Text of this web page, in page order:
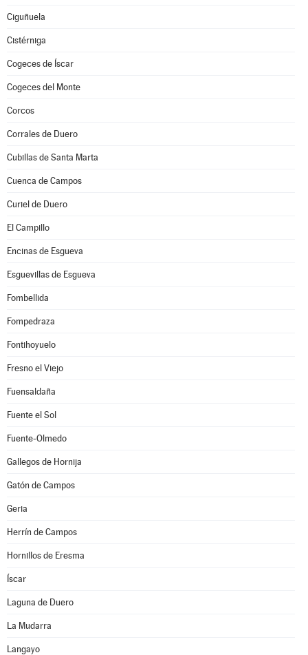
Ciguñuela
Cistérniga
Cogeces de Íscar
Cogeces del Monte
Corcos
Corrales de Duero
Cubillas de Santa Marta
Cuenca de Campos
Curiel de Duero
El Campillo
Encinas de Esgueva
Esguevillas de Esgueva
Fombellida
Fompedraza
Fontihoyuelo
Fresno el Viejo
Fuensaldaña
Fuente el Sol
Fuente-Olmedo
Gallegos de Hornija
Gatón de Campos
Geria
Herrín de Campos
Hornillos de Eresma
Íscar
Laguna de Duero
La Mudarra
Langayo